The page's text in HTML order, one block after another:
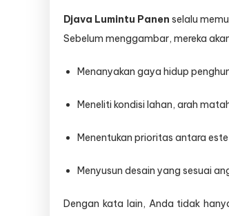
Djava Lumintu Panen selalu
Sebelum menggambar, mereka
Menanyakan gaya hidup
Meneliti kondisi lahan, arah
Menentukan prioritas antara
Menyusun desain yang sesuai
Dengan kata lain, Anda tidak